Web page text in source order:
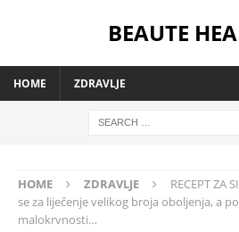
BEAUTE
HOME ZDRAVLJE
HOME ZDRAVLJE
RECEPT ZA
se za liječenje velikog broja oboljenja, a
malokrvnosti…